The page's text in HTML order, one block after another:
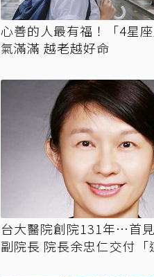
心善的人最有福！「4星
氣滿滿 越老越好命
台大醫院創院131年…首
副院長 院長余忠仁交付「